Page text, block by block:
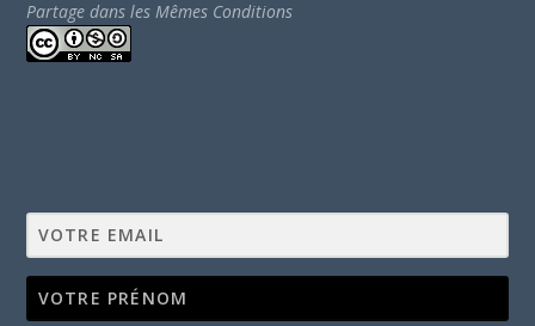
Partage dans les Mêmes Conditions